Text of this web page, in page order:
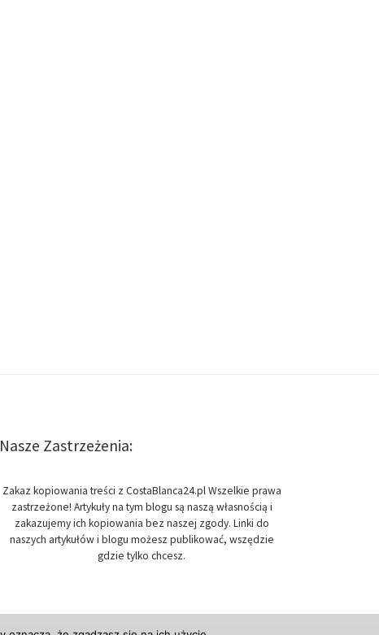
Nasze Zastrzeżenia:
Zakaz kopiowania treści z CostaBlanca24.pl Wszelkie prawa
zastrzeżone! Artykuły na tym blogu są naszą własnością i
zakazujemy ich kopiowania bez naszej zgody. Linki do
naszych artykułów i blogu możesz publikować, wszędzie
gdzie tylko chcesz.